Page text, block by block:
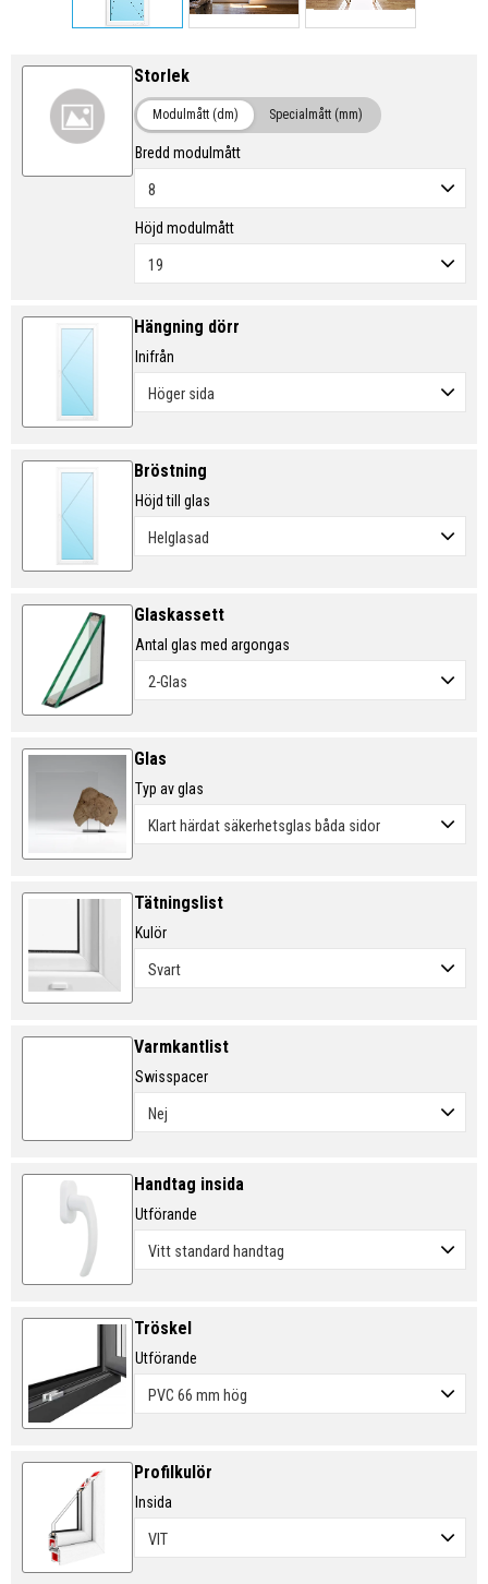
Storlek
Modulmått (dm) Specialmått (mm)
Bredd modulmått
Höjd modulmått
Hängning dörr
Inifrån
Bröstning
Höjd till glas
Glaskassett
Antal glas med argongas
Glas
Typ av glas
Tätningslist
Kulör
Varmkantlist
Swisspacer
Handtag insida
Utförande
Tröskel
Utförande
Profilkulör
Insida